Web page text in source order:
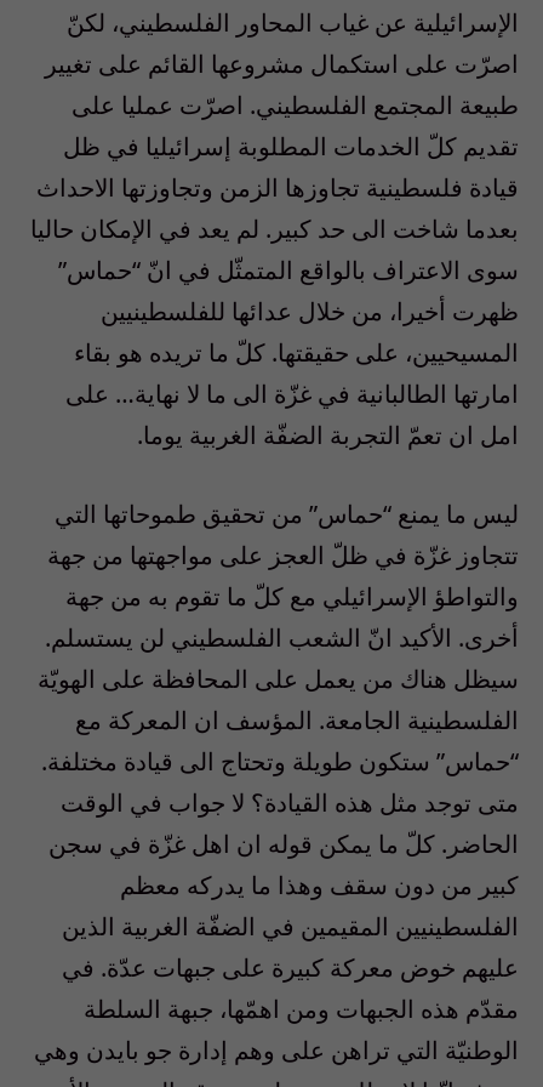
الإسرائيلية عن غياب المحاور الفلسطيني، لكنّ
اصرّت على استكمال مشروعها القائم على تغيير
طبيعة المجتمع الفلسطيني. اصرّت عمليا على
تقديم كلّ الخدمات المطلوبة إسرائيليا في ظل
قيادة فلسطينية تجاوزها الزمن وتجاوزتها الاحداث
بعدما شاخت الى حد كبير. لم يعد في الإمكان حاليا
سوى الاعتراف بالواقع المتمثّل في انّ “حماس”
ظهرت أخيرا، من خلال عدائها للفلسطينيين
المسيحيين، على حقيقتها. كلّ ما تريده هو بقاء
امارتها الطالبانية في غزّة الى ما لا نهاية… على
امل ان تعمّ التجربة الضفّة الغربية يوما.
ليس ما يمنع “حماس” من تحقيق طموحاتها التي
تتجاوز غزّة في ظلّ العجز على مواجهتها من جهة
والتواطؤ الإسرائيلي مع كلّ ما تقوم به من جهة
أخرى. الأكيد انّ الشعب الفلسطيني لن يستسلم.
سيظل هناك من يعمل على المحافظة على الهويّة
الفلسطينية الجامعة. المؤسف ان المعركة مع
“حماس” ستكون طويلة وتحتاج الى قيادة مختلفة.
متى توجد مثل هذه القيادة؟ لا جواب في الوقت
الحاضر. كلّ ما يمكن قوله ان اهل غزّة في سجن
كبير من دون سقف وهذا ما يدركه معظم
الفلسطينيين المقيمين في الضفّة الغربية الذين
عليهم خوض معركة كبيرة على جبهات عدّة. في
مقدّم هذه الجبهات ومن اهمّها، جبهة السلطة
الوطنيّة التي تراهن على وهم إدارة جو بايدن وهي